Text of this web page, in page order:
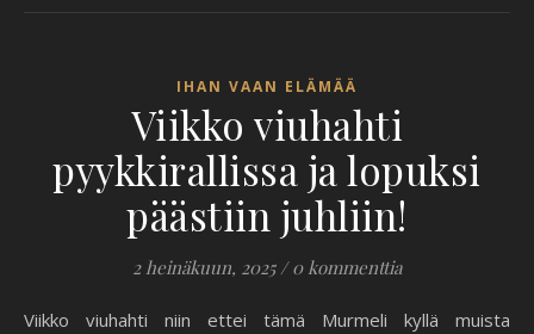
IHAN VAAN ELÄMÄÄ
Viikko viuhahti
pyykkirallissa ja lopuksi
päästiin juhliin!
2 heinäkuun, 2025 / 0 kommenttia
Viikko viuhahti niin ettei tämä Murmeli kyllä muista